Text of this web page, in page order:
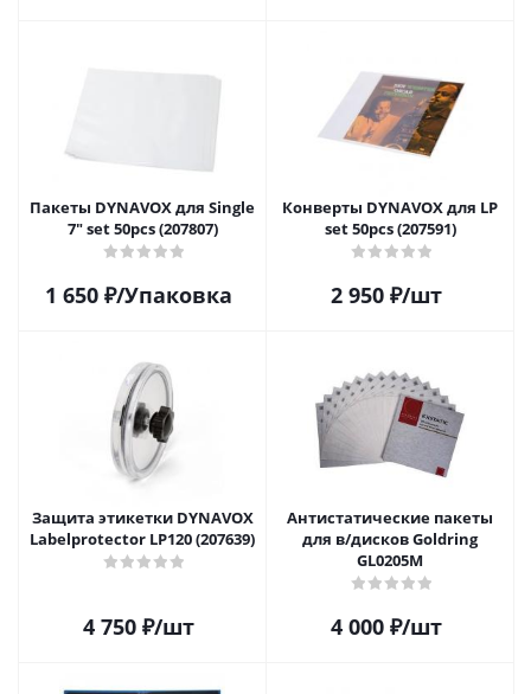
Пакеты DYNAVOX для Single
7" set 50pcs (207807)
1 650₽/Упаковка
Конверты DYNAVOX для LP
set 50pcs (207591)
2 950₽/шт
Защита этикетки DYNAVOX
Labelprotector LP120 (207639)
4 750₽/шт
Антистатические пакеты
для в/дисков Goldring
GL0205M
4 000₽/шт